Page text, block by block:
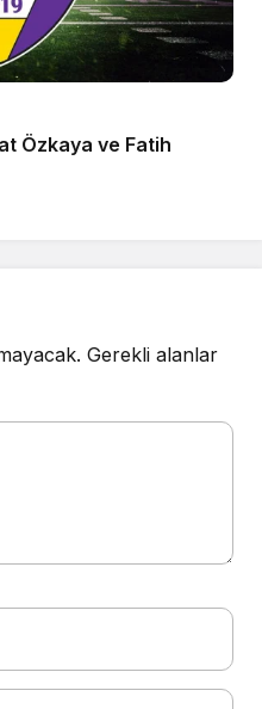
Özkaya ve Fatih
Gerekli alanlar